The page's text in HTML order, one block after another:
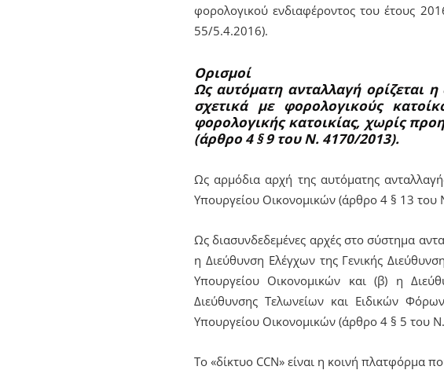
φορολογικού ενδιαφέροντος του έτους
55/5.4.2016).
Ορισμοί
Ως αυτόματη ανταλλαγή ορίζεται
σχετικά με φορολογικούς
φορολογικής κατοικίας, χωρίς
(άρθρο 4 § 9 του Ν. 4170/2013).
Ως αρμόδια αρχή της αυτόματης
Υπουργείου Οικονομικών (άρθρο 4 § 13
Ως διασυνδεδεμένες αρχές στο σύστημα
η Διεύθυνση Ελέγχων της Γενικής
Υπουργείου Οικονομικών και (β) η
Διεύθυνσης Τελωνείων και Ειδικών
Υπουργείου Οικονομικών (άρθρο 4 § 5 του
Το «δίκτυο CCN» είναι η κοινή πλατφόρμα